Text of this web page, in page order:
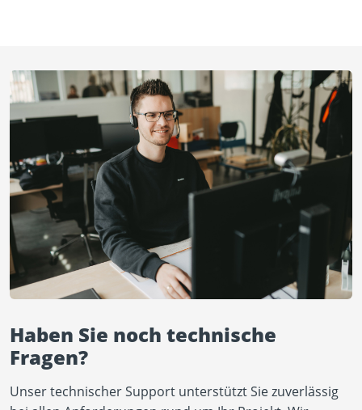
Haben Sie noch technische
Fragen?
Unser technischer Support unterstützt Sie zuverlässig